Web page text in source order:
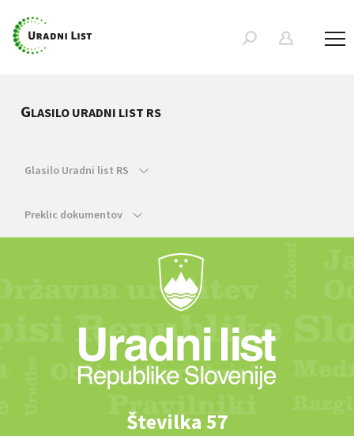
GLASILO URADNI LIST RS
Glasilo Uradni list RS
Preklic dokumentov
Številka 57